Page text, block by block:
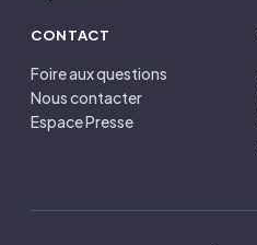
CONTACT
Foire aux questions
Nous contacter
Espace Presse